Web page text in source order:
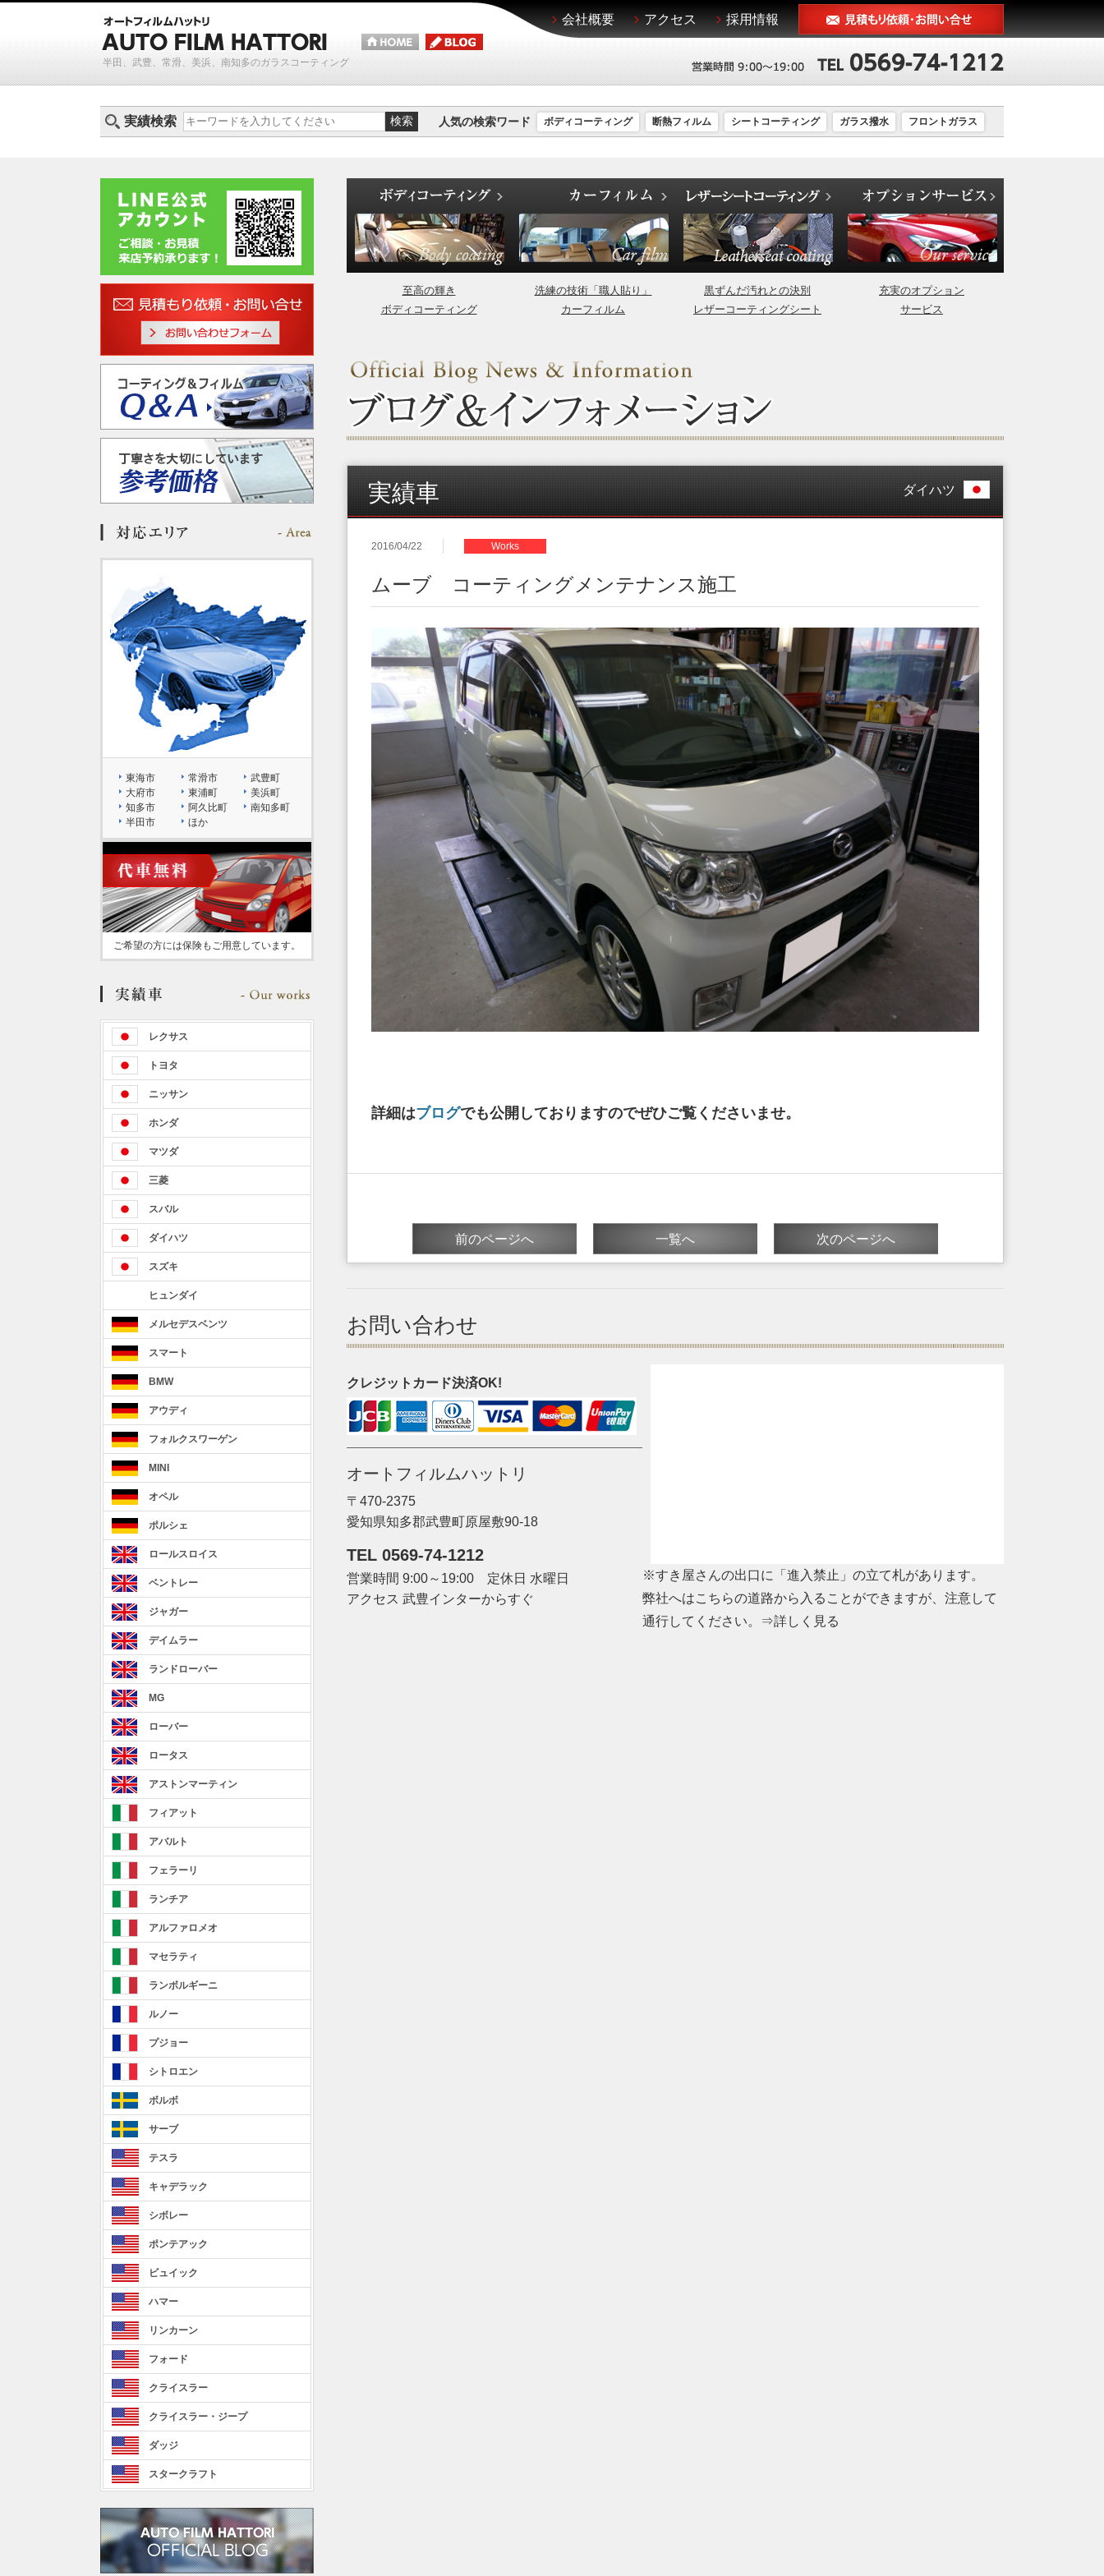
半田、武豊、常滑、美浜、南知多のガラスコーティング
会社概要 アクセス 採用情報
実績検索 人気の検索ワード ボディコーティング 断熱フィルム シートコーティング ガラス撥水 フロントガラス
至高の輝き
ボディコーティング
洗練の技術「職人貼り」
カーフィルム
黒ずんだ汚れとの決別
レザーコーティングシート
充実のオプション
サービス
実績車 ダイハツ
2016/04/22 Works
ムーブ コーティングメンテナンス施工
詳細はブログでも公開しておりますのでぜひご覧くださいませ。
前のページへ 一覧へ 次のページへ
お問い合わせ
クレジットカード決済OK!
オートフィルムハットリ
〒470-2375
愛知県知多郡武豊町原屋敷90-18
TEL 0569-74-1212
営業時間 9:00～19:00 定休日 水曜日
アクセス 武豊インターからすぐ
※すき屋さんの出口に「進入禁止」の立て札があります。
弊社へはこちらの道路から入ることができますが、注意して
通行してください。
⇒詳しく見る
東海市 常滑市
武豊町
大府市
東浦町
美浜町
知多市
阿久比町
南知多町
半田市
ほか
ご希望の方には保険もご用意しています。
レクサス
トヨタ
ニッサン
ホンダ
マツダ
三菱
スバル
ダイハツ
スズキ
ヒュンダイ
メルセデスベンツ
スマート
BMW
アウディ
フォルクスワーゲン
MINI
オペル
ポルシェ
ロールスロイス
ベントレー
ジャガー
デイムラー
ランドローバー
MG
ローバー
ロータス
アストンマーティン
フィアット
アバルト
フェラーリ
ランチア
アルファロメオ
マセラティ
ランボルギーニ
ルノー
プジョー
シトロエン
ボルボ
サーブ
テスラ
キャデラック
シボレー
ポンテアック
ビュイック
ハマー
リンカーン
フォード
クライスラー
クライスラー・ジープ
ダッジ
スタークラフト